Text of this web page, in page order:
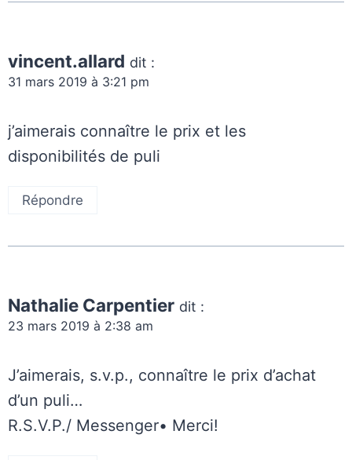
vincent.allard dit :
31 mars 2019 à 3:21 pm
j’aimerais connaître le prix et les
disponibilités de puli
Répondre
Nathalie Carpentier dit :
23 mars 2019 à 2:38 am
J’aimerais, s.v.p., connaître le prix d’achat
d’un puli…
R.S.V.P./ Messenger• Merci!